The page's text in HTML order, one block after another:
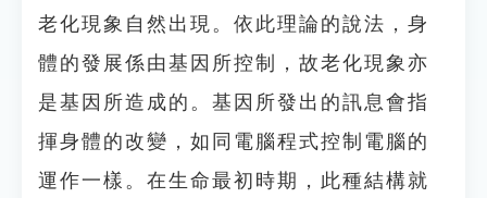
老化現象自然出現。依此理論的說法，身
體的發展係由基因所控制，故老化現象亦
是基因所造成的。基因所發出的訊息會指
揮身體的改變，如同電腦程式控制電腦的
運作一樣。在生命最初時期，此種結構就